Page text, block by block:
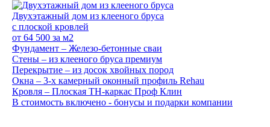
Двухэтажный дом из клееного бруса
с плоской кровлей
от 64 500 за м2
Фундамент – Железо-бетонные сваи
Стены – из клееного бруса премиум
Перекрытие – из досок хвойных пород
Окна – 3-х камерный оконный профиль Rehau
Кровля – Плоская ТН-каркас Проф Клин
В стоимость включено - бонусы и подарки компании